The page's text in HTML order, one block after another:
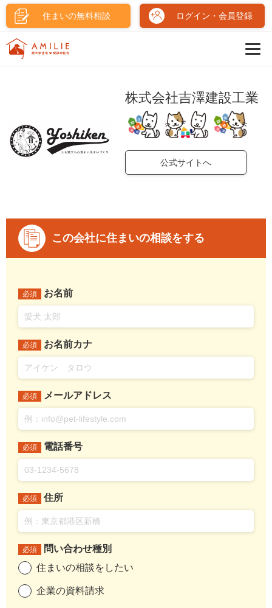
住まいの無料相談 ログイン・会員登録
株式会社吉澤建設工業
公式サイトへ
この会社に住まいの相談をする
必須 お名前
必須 お名前カナ
必須 メールアドレス
必須 電話番号
必須 住所
必須
問い合わせ種別
住まいの相談をしたい
企業の資料請求